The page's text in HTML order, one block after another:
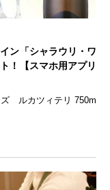
ン「シャラウリ・ワ
！【スマホ用アプリ
ズ ルカツィテリ 750m